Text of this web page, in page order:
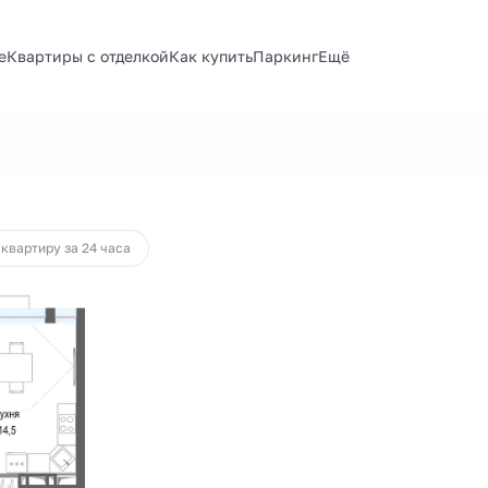
Квартиры с отделкойКак купитьПаркингЕщё
за 24 часа